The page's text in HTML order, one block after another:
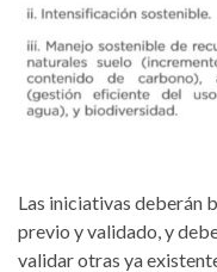
Las iniciativas deberán
previo y validado, y
validar otras ya